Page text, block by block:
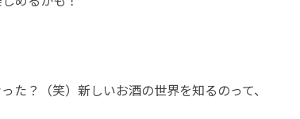
？（笑）新しいお酒の世界を知るのって、